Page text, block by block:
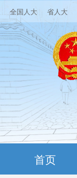
全国人大 省人大
首页